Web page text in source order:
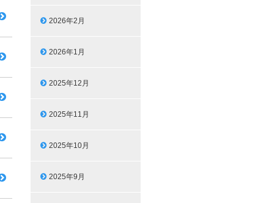
2026年2月
2026年1月
2025年12月
2025年11月
2025年10月
2025年9月